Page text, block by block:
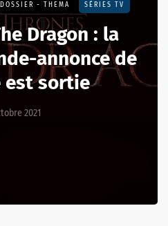
DOSSIER - THEMA SÉRIES TV
Dragon : la
annonce de
est sortie
2021